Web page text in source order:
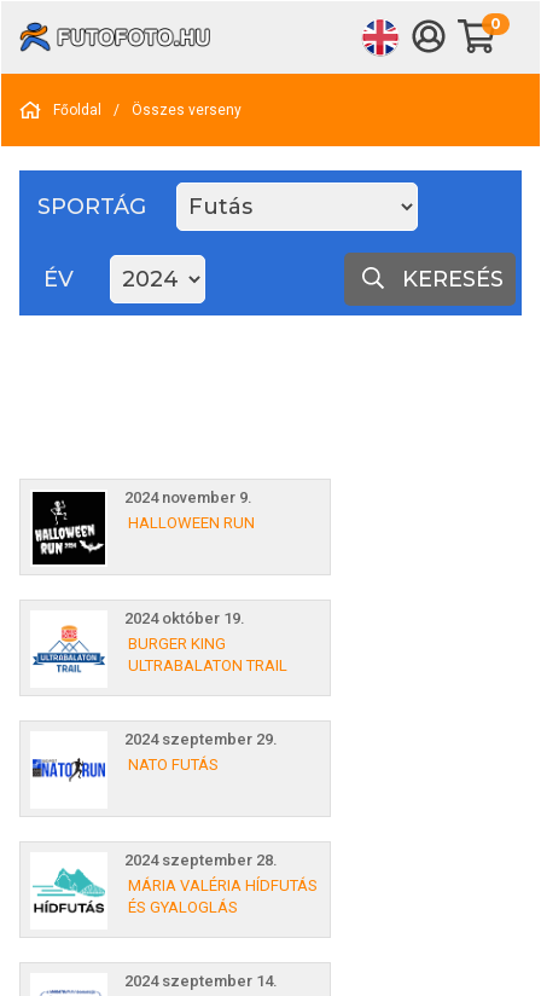
0
Főoldal / Összes verseny
SPORTÁG
ÉV KERESÉS
2024 november 9.
HALLOWEEN RUN
2024 október 19.
BURGER KING
ULTRABALATON TRAIL
2024 szeptember 29.
NATO FUTÁS
2024 szeptember 28.
MÁRIA VALÉRIA HÍDFUTÁS
ÉS GYALOGLÁS
2024 szeptember 14.